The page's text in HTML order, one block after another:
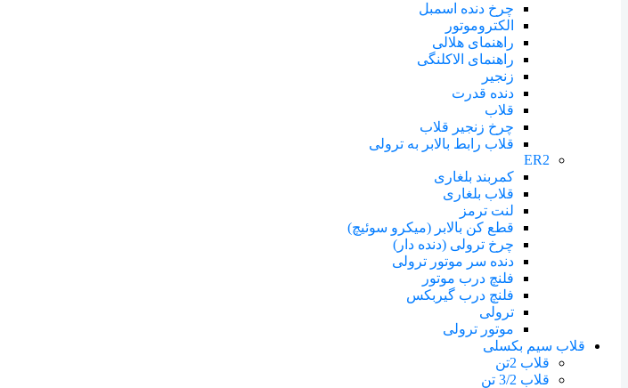
چرخ دنده اسمبل
الکتروموتور
راهنمای هلالی
راهنمای الاکلنگی
زنجیر
دنده قدرت
قلاب
چرخ زنجیر قلاب
قلاب رابط بالابر به ترولی
ER2
کمربند بلغاری
قلاب بلغاری
لنت ترمز
قطع کن بالابر (میکرو سوئیچ)
چرخ ترولی (دنده دار)
دنده سر موتور ترولی
فلنچ درب موتور
فلنچ درب گیربکس
ترولی
موتور ترولی
قلاب سیم بکسلی
قلاب 2تن
قلاب 3/2 تن